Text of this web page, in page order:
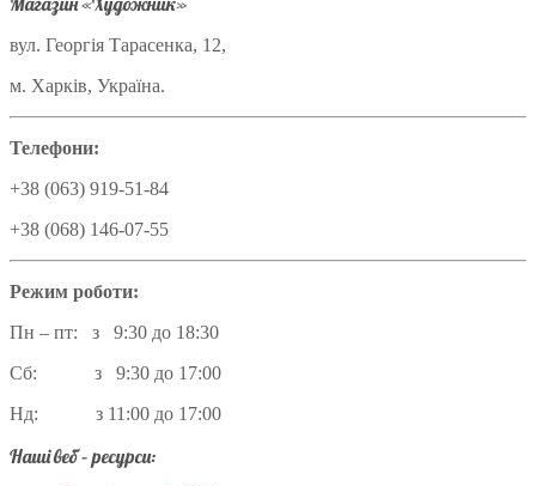
вул. Георгія Тарасенка, 12,
м. Харків, Україна.
Телефони:
+38 (063) 919-51-84
+38 (068) 146-07-55
Режим роботи:
Пн – пт: з 9:30 до 18:30
Сб: з 9:30 до 17:00
Нд: з 11:00 до 17:00
Наші веб – ресурси: